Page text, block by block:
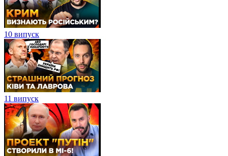
10 випуск
11 випуск